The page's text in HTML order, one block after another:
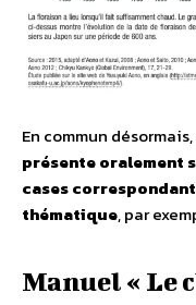
En commun désormais,
présente oralement
cases
thématique, par
Manuel « Le